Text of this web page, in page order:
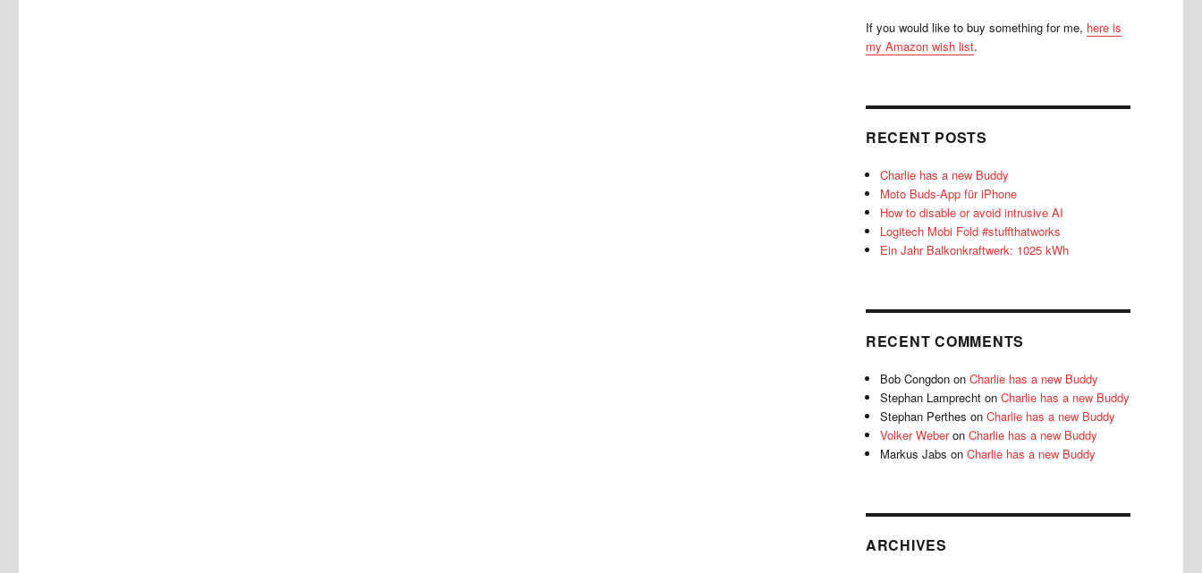
If you would like to buy something for me, here is
my Amazon wish list.
RECENT POSTS
Charlie has a new Buddy
Moto Buds-App für iPhone
How to disable or avoid intrusive AI
Logitech Mobi Fold #stuffthatworks
Ein Jahr Balkonkraftwerk: 1025 kWh
RECENT COMMENTS
Bob Congdon onCharlie has a new Buddy
Stephan Lamprecht onCharlie has a new Buddy
Stephan Perthes onCharlie has a new Buddy
Volker WeberonCharlie has a new Buddy
Markus Jabs onCharlie has a new Buddy
ARCHIVES